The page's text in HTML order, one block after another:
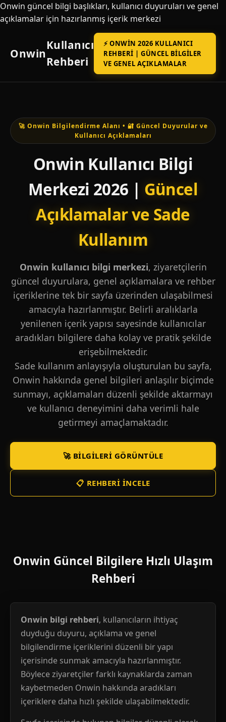
Onwin güncel bilgi başlıkları, kullanıcı duyuruları ve genel
açıklamalar için hazırlanmış içerik merkezi
Onwin
Kullanıcı
Rehberi
⚡ ONWIN 2026 KULLANICI
REHBERI | GÜNCEL BILGILER
VE GENEL AÇIKLAMALAR
🚀 Onwin Bilgilendirme Alanı • 🔐 Güncel Duyurular ve
Kullanıcı Açıklamaları
Onwin Kullanıcı Bilgi
Merkezi 2026 | Güncel
Açıklamalar ve Sade
Kullanım
Onwin kullanıcı bilgi merkezi, ziyaretçilerin
güncel duyurulara, genel açıklamalara ve rehber
içeriklerine tek bir sayfa üzerinden ulaşabilmesi
amacıyla hazırlanmıştır. Belirli aralıklarla
yenilenen içerik yapısı sayesinde kullanıcılar
aradıkları bilgilere daha kolay ve pratik şekilde
erişebilmektedir.
Sade kullanım anlayışıyla oluşturulan bu sayfa,
Onwin hakkında genel bilgileri anlaşılır biçimde
sunmayı, açıklamaları düzenli şekilde aktarmayı
ve kullanıcı deneyimini daha verimli hale
getirmeyi amaçlamaktadır.
🚀 BILGILERI GÖRÜNTÜLE
📋 REHBERI İNCELE
Onwin Güncel Bilgilere Hızlı Ulaşım
Rehberi
Onwin bilgi rehberi, kullanıcıların ihtiyaç
duyduğu duyuru, açıklama ve genel
bilgilendirme içeriklerini düzenli bir yapı
içerisinde sunmak amacıyla hazırlanmıştır.
Böylece ziyaretçiler farklı kaynaklarda zaman
kaybetmeden Onwin hakkında aradıkları
içeriklere daha hızlı şekilde ulaşabilmektedir.